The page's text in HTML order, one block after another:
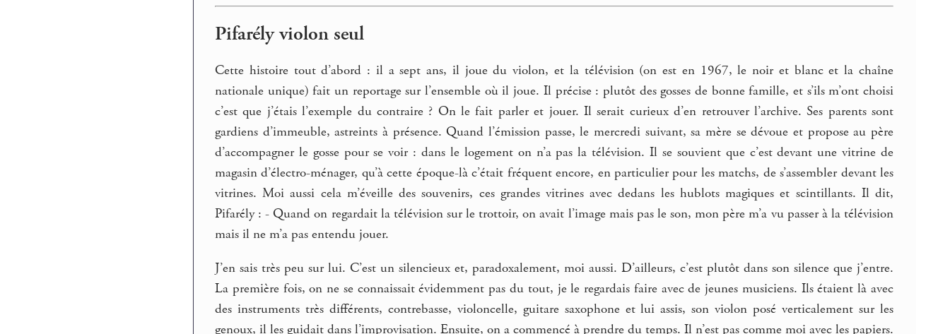
Pifarély violon seul
Cette histoire tout d’abord : il a sept ans, il joue du violon, et la télévision (on est en 1967, le noir et blanc et la chaîne
nationale unique) fait un reportage sur l’ensemble où il joue. Il précise : plutôt des gosses de bonne famille, et s’ils m’ont choisi
c’est que j’étais l’exemple du contraire ? On le fait parler et jouer. Il serait curieux d’en retrouver l’archive. Ses parents sont
gardiens d’immeuble, astreints à présence. Quand l’émission passe, le mercredi suivant, sa mère se dévoue et propose au père
d’accompagner le gosse pour se voir : dans le logement on n’a pas la télévision. Il se souvient que c’est devant une vitrine de
magasin d’électro-ménager, qu’à cette époque-là c’était fréquent encore, en particulier pour les matchs, de s’assembler devant les
vitrines. Moi aussi cela m’éveille des souvenirs, ces grandes vitrines avec dedans les hublots magiques et scintillants. Il dit,
Pifarély : - Quand on regardait la télévision sur le trottoir, on avait l’image mais pas le son, mon père m’a vu passer à la télévision
mais il ne m’a pas entendu jouer.
J’en sais très peu sur lui. C’est un silencieux et, paradoxalement, moi aussi. D’ailleurs, c’est plutôt dans son silence que j’entre.
La première fois, on ne se connaissait évidemment pas du tout, je le regardais faire avec de jeunes musiciens. Ils étaient là avec
des instruments très différents, contrebasse, violoncelle, guitare saxophone et lui assis, son violon posé verticalement sur les
genoux, il les guidait dans l’improvisation. Ensuite, on a commencé à prendre du temps. Il n’est pas comme moi avec les papiers.